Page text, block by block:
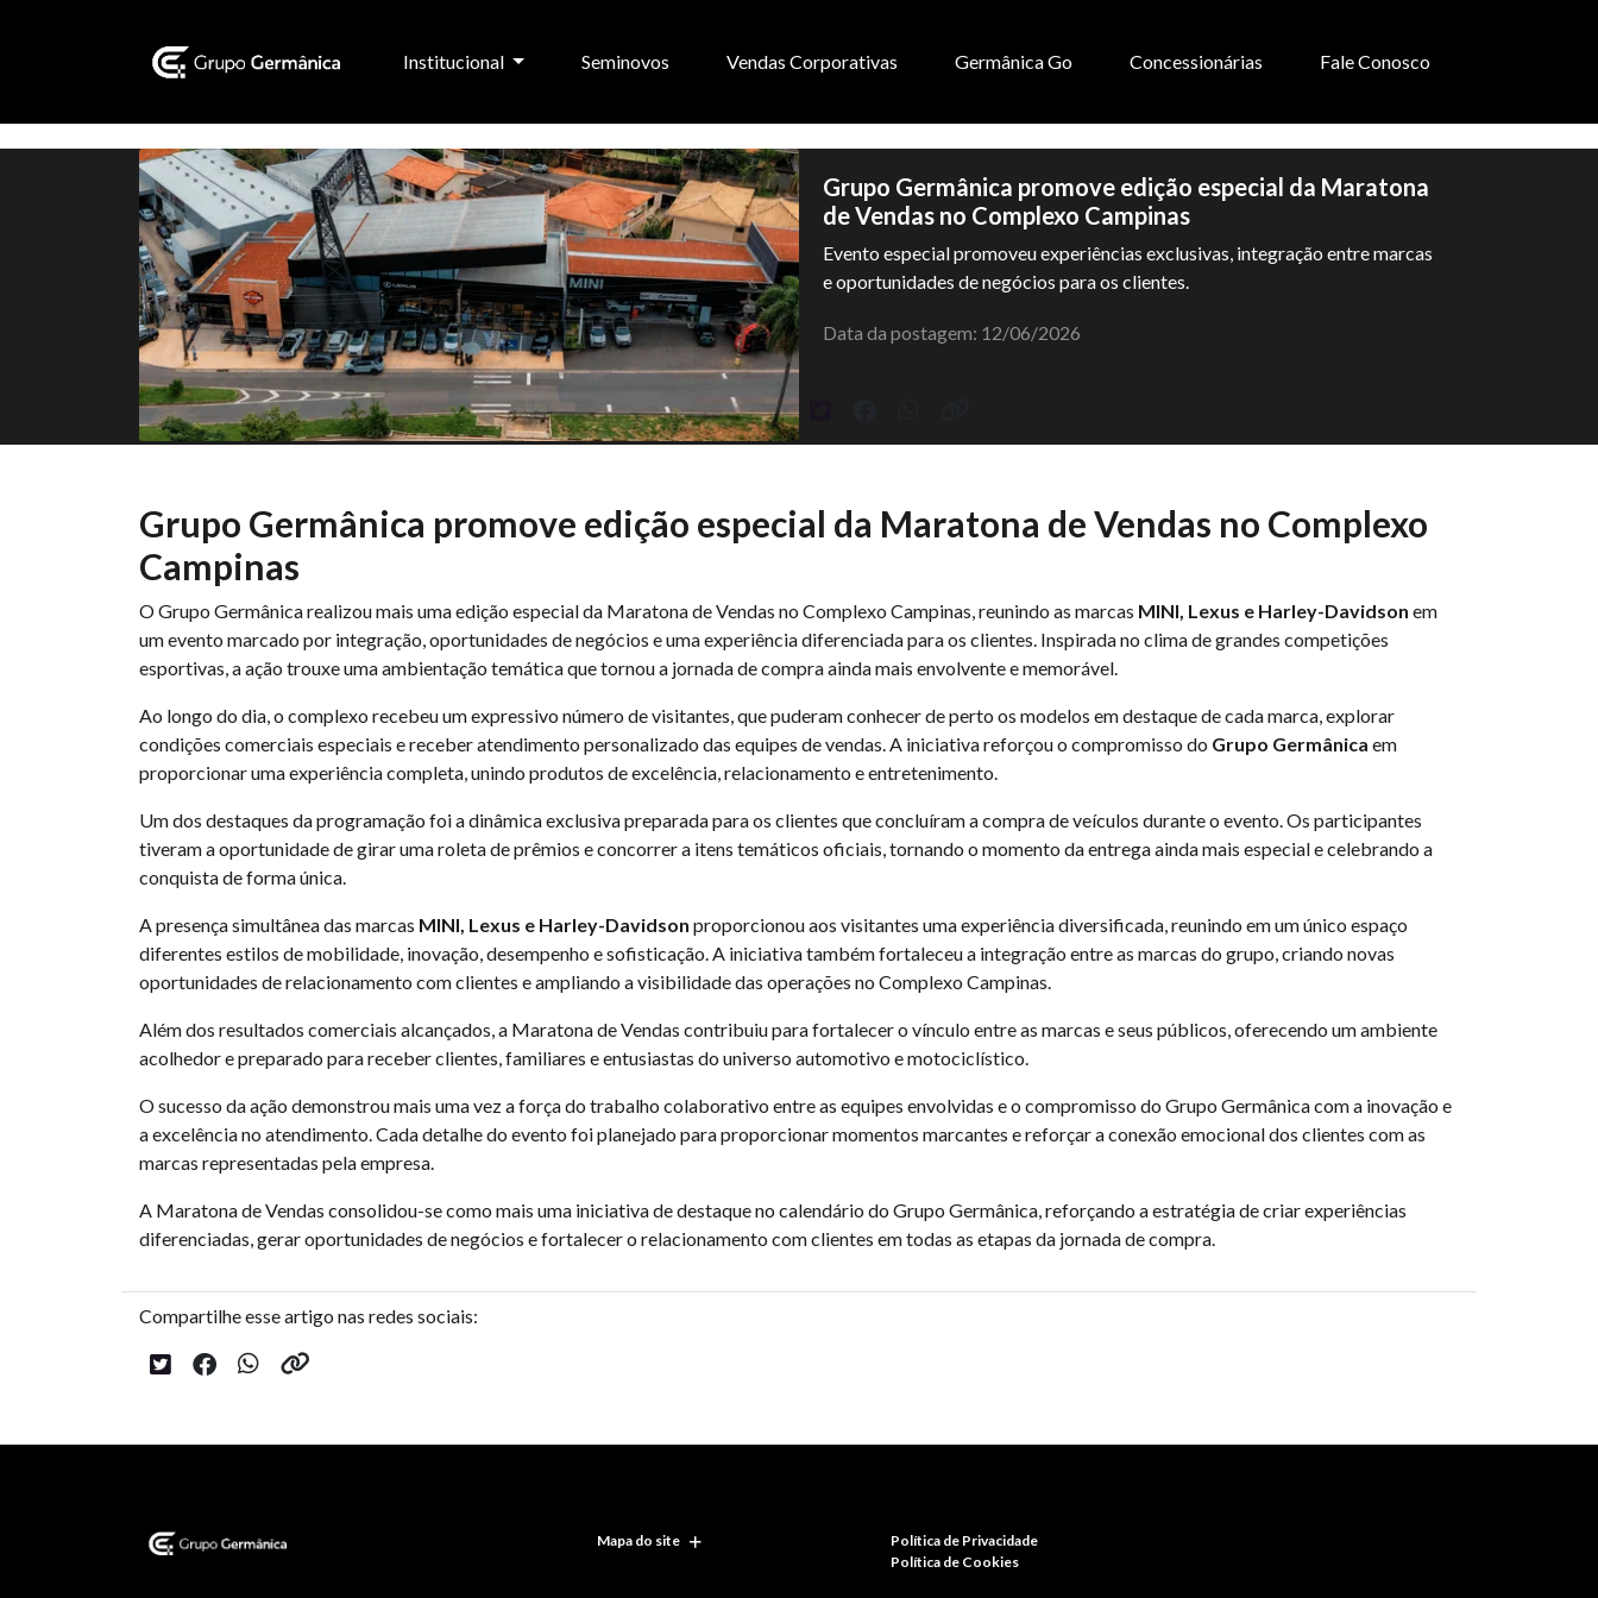
Institucional Seminovos Vendas Corporativas Germânica Go Concessionárias Fale Conosco
Grupo Germânica promove edição especial da Maratona
de Vendas no Complexo Campinas
Evento especial promoveu experiências exclusivas, integração entre marcas
e oportunidades de negócios para os clientes.
Data da postagem: 12/06/2026
Grupo Germânica promove edição especial da Maratona de Vendas no Complexo
Campinas
O Grupo Germânica realizou mais uma edição especial da Maratona de Vendas no Complexo Campinas, reunindo as marcas MINI, Lexus e Harley-Davidson em
um evento marcado por integração, oportunidades de negócios e uma experiência diferenciada para os clientes. Inspirada no clima de grandes competições
esportivas, a ação trouxe uma ambientação temática que tornou a jornada de compra ainda mais envolvente e memorável.
Ao longo do dia, o complexo recebeu um expressivo número de visitantes, que puderam conhecer de perto os modelos em destaque de cada marca, explorar
condições comerciais especiais e receber atendimento personalizado das equipes de vendas. A iniciativa reforçou o compromisso do Grupo Germânica em
proporcionar uma experiência completa, unindo produtos de excelência, relacionamento e entretenimento.
Um dos destaques da programação foi a dinâmica exclusiva preparada para os clientes que concluíram a compra de veículos durante o evento. Os participantes
tiveram a oportunidade de girar uma roleta de prêmios e concorrer a itens temáticos oficiais, tornando o momento da entrega ainda mais especial e celebrando a
conquista de forma única.
A presença simultânea das marcas MINI, Lexus e Harley-Davidson proporcionou aos visitantes uma experiência diversificada, reunindo em um único espaço
diferentes estilos de mobilidade, inovação, desempenho e sofisticação. A iniciativa também fortaleceu a integração entre as marcas do grupo, criando novas
oportunidades de relacionamento com clientes e ampliando a visibilidade das operações no Complexo Campinas.
Além dos resultados comerciais alcançados, a Maratona de Vendas contribuiu para fortalecer o vínculo entre as marcas e seus públicos, oferecendo um ambiente
acolhedor e preparado para receber clientes, familiares e entusiastas do universo automotivo e motociclístico.
O sucesso da ação demonstrou mais uma vez a força do trabalho colaborativo entre as equipes envolvidas e o compromisso do Grupo Germânica com a inovação e
a excelência no atendimento. Cada detalhe do evento foi planejado para proporcionar momentos marcantes e reforçar a conexão emocional dos clientes com as
marcas representadas pela empresa.
A Maratona de Vendas consolidou-se como mais uma iniciativa de destaque no calendário do Grupo Germânica, reforçando a estratégia de criar experiências
diferenciadas, gerar oportunidades de negócios e fortalecer o relacionamento com clientes em todas as etapas da jornada de compra.
Compartilhe esse artigo nas redes sociais:
Mapa do site
Política de Privacidade
Política de Cookies